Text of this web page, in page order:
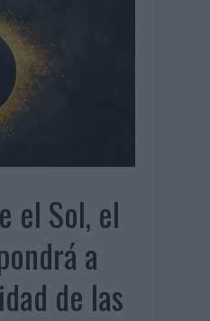
el Sol, el
a
de las